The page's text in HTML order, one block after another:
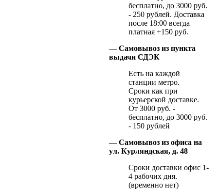
бесплатно, до 3000 руб.
- 250 рублей. Доставка
после 18:00 всегда
платная +150 руб.
— Самовывоз из пункта
выдачи СДЭК
Есть на каждой
станции метро.
Сроки как при
курьерской доставке.
От 3000 руб. -
бесплатно, до 3000 руб.
- 150 рублей
— Самовывоз из офиса на
ул. Курляндская, д. 48
Сроки доставки офис 1-
4 рабочих дня.
(временно нет)